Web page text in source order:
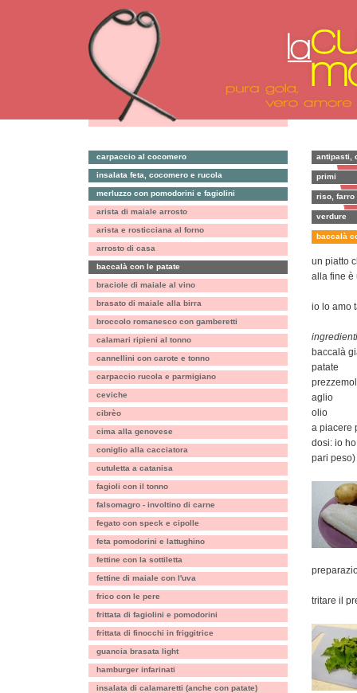
antipasti,
primi
riso, farro
verdure
carpaccio al cocomero
insalata feta, cocomero e rucola
merluzzo con pomodorini e fagiolini
arista di maiale arrosto
arista e rosticciana al forno
arrosto di casa
baccalà con le patate
braciole di maiale al vino
brasato di maiale alla birra
broccolo romanesco con gamberetti
calamari ripieni al tonno
cannellini con carote e tonno
carpaccio rucola e parmigiano
ceviche
cibrèo
cima alla genovese
coniglio alla cacciatora
cutuletta a catanisa
fagioli con il tonno
falsomagro - involtino di carne
fegato con speck e cipolle
feta pomodorini e lattughino
fettine con la sottiletta
fettine di maiale con l'uva
frico con le pere
frittata di fagiolini e pomodorini
frittata di finocchi in friggitrice
guancia brasata light
hamburger infarinati
insalata di calamaretti (anche con patate)
baccalà
un piatto
alla fine è
io lo amo
baccalà
patate
aglio
olio
a piacere
dosi: io
pari peso)
tritare il